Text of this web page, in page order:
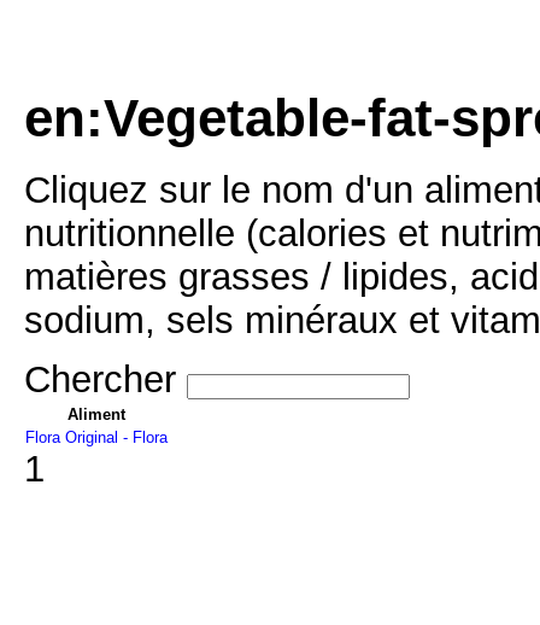
en:Vegetable-fat-
Cliquez sur le nom d'un
nutritionnelle (calories et
matières grasses / lipides,
sodium, sels minéraux et
Chercher
Aliment
Flora Original - Flora
1